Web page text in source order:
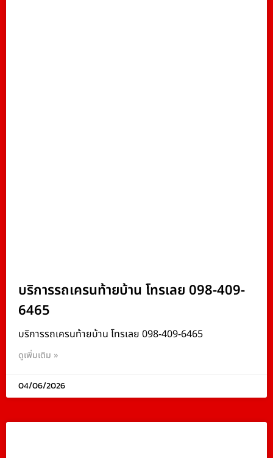
บริการรถเครนท้ายบ้าน โทรเลย 098-409-
6465
บริการรถเครนท้ายบ้าน โทรเลย 098-409-6465
ดูเพิ่มเติม »
04/06/2026